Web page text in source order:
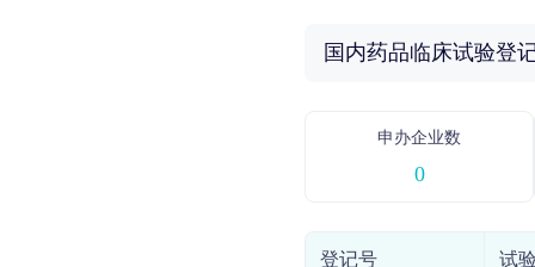
国内药品临床试验登
申办企业数
0
登记号 试